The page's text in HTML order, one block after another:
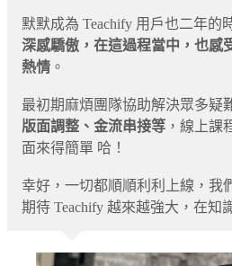
默默成為 Teachify 用戶也二年的
深感驕傲，在這過程當中，也感
熱情 。
最初期麻煩團隊協助解決眾多疑
版面調整、金流串接等 ，線上課
面來得簡單 哈！
幸好，一切都順順利利上線，我
期待 Teachify 越來越強大，在知